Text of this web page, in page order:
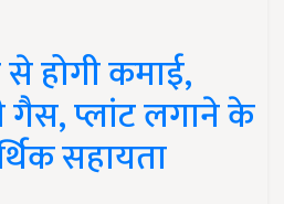
होगी कमाई,
गैस, प्लांट लगाने के
सहायता